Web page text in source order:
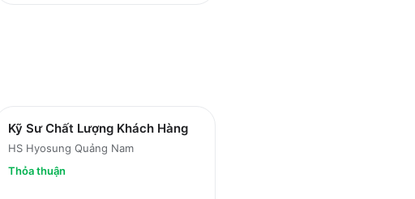
Kỹ Sư Chất Lượng Khách Hàng
HS Hyosung Quảng Nam
Thỏa thuận